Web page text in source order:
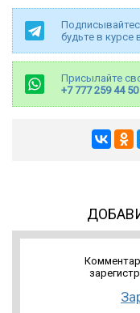
будьте в курсе
Присылайте
+7 777 259 44 50